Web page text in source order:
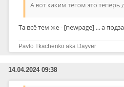
А вот каким тегом это теперь
Та всё тем же - [newpage] ... а
Pavlo Tkachenko aka Dayver
14.04.2024 09:38